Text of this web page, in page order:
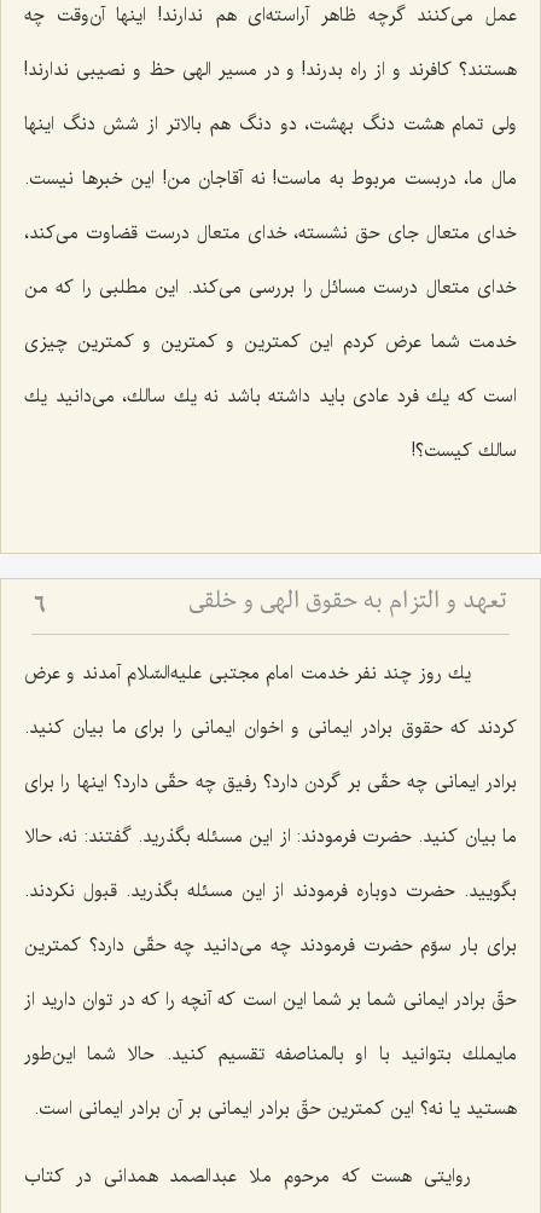
عمل می‌كنند گرچه ظاهر آراسته‌ای هم ندارند! اینها آن‌وقت چه
هستند؟ كافرند و از راه بدرند! و در مسیر الهی حظ و نصیبی ندارند!
ولی تمام هشت دنگ بهشت، دو دنگ هم بالاتر از شش دنگ اینها
مال ما، دربست مربوط به ماست! نه آقاجان من! این خبرها نیست.
خدای متعال جای حق نشسته، خدای متعال درست قضاوت می‌كند،
خدای متعال درست مسائل را بررسی می‌كند. این مطلبی را كه من
خدمت شما عرض كردم این كمترین و كمترین و كمترین چیزی
است كه یك فرد عادی باید داشته باشد نه یك سالك، می‌دانید یك
سالك كیست؟!
تعهد و التزام به حقوق الهى و خلقى 6
یك روز چند نفر خدمت امام مجتبی علیه‌السّلام آمدند و عرض
كردند كه حقوق برادر ایمانی و اخوان ایمانی را برای ما بیان كنید.
برادر ایمانی چه حقّی بر گردن دارد؟ رفیق چه حقّی دارد؟ اینها را برای
ما بیان كنید. حضرت فرمودند: از این مسئله بگذرید. گفتند: نه، حالا
بگویید. حضرت دوباره فرمودند از این مسئله بگذرید. قبول نكردند.
برای بار سوّم حضرت فرمودند چه می‌دانید چه حقّی دارد؟ كمترین
حقّ برادر ایمانی شما بر شما این است كه آنچه را كه در توان دارید از
مایملك بتوانید با او بالمناصفه تقسیم كنید. حالا شما این‌طور
هستید یا نه؟ این كمترین حقّ برادر ایمانی بر آن برادر ایمانی است.
روایتی هست كه مرحوم ملا عبدالصمد همدانی در كتاب